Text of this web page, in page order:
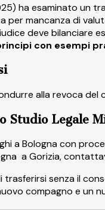
ha esaminato un
per mancanza di
deve bilanciare
con esempi
alla revoca
Studio Legale
a Bologna con
a Gorizia,
trasferirsi senza il
compagno e un